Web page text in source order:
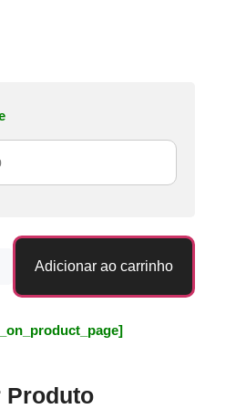
Adicionar ao carrinho
Produto